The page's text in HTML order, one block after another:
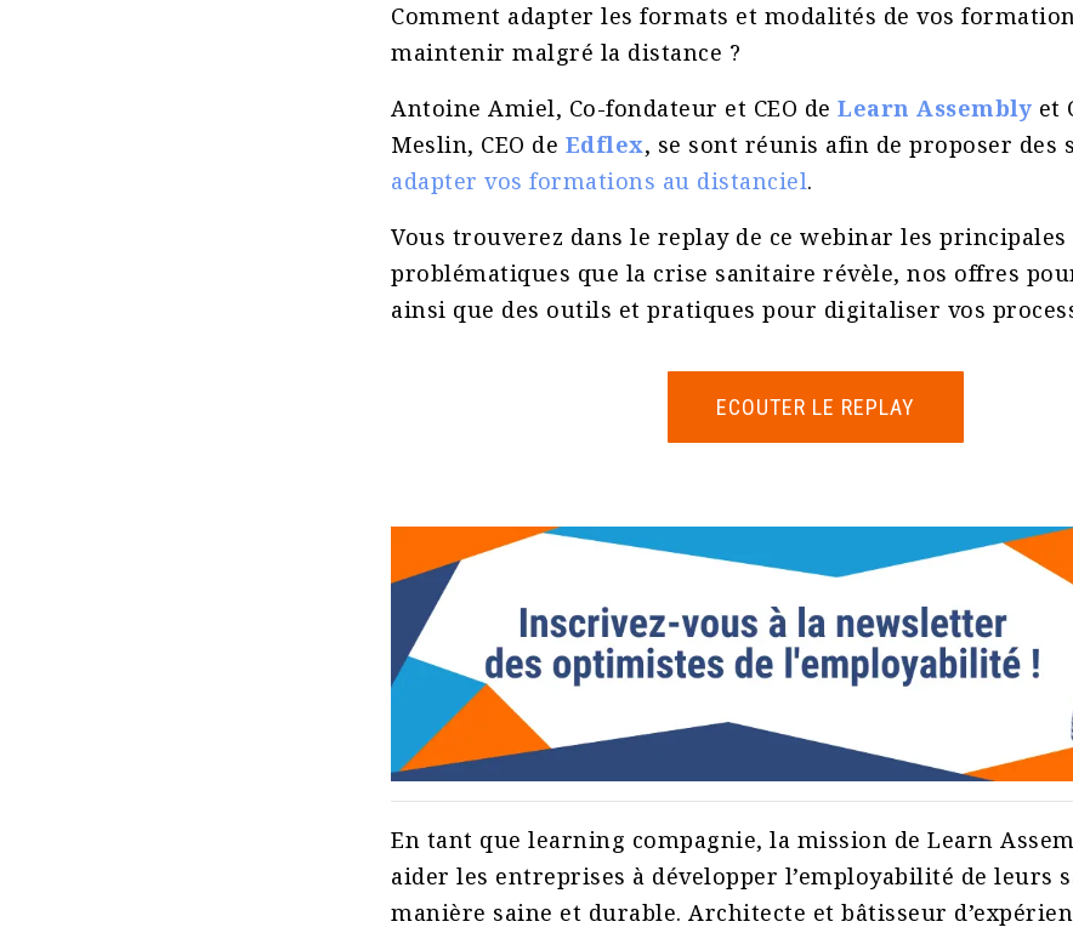
Comment adapter les formats et modalités de vos
maintenir malgré la distance ?
Antoine Amiel, Co-fondateur et CEO de Learn Assembly et
Meslin, CEO de Edflex, se sont réunis afin de proposer des
adapter vos formations au distanciel.
Vous trouverez dans le replay de ce webinar les principales
problématiques que la crise sanitaire révèle, nos offres
ainsi que des outils et pratiques pour digitaliser vos
ECOUTER LE REPLAY
En tant que learning compagnie, la mission de Learn
aider les entreprises à développer l’employabilité de leurs
manière saine et durable. Architecte et bâtisseur